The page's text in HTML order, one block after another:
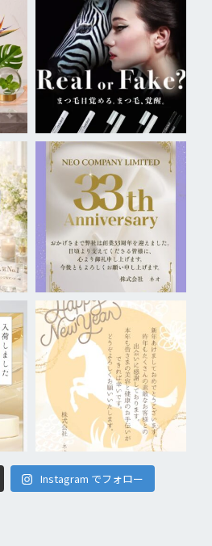
Instagram でフォロー